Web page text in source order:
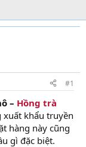
#1
– Hồng trà
xuất khẩu truyền
hàng này cũng
gì đặc biệt.